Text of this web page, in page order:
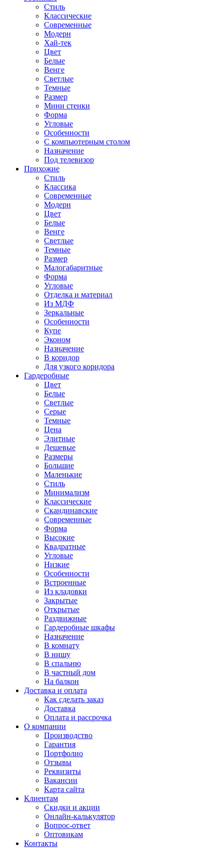
Стиль
Классические
Современные
Модерн
Хай-тек
Цвет
Белые
Венге
Светлые
Темные
Размер
Мини стенки
Форма
Угловые
Особенности
С компьютерным столом
Назначение
Под телевизор
Прихожие
Стиль
Классика
Современные
Модерн
Цвет
Белые
Венге
Светлые
Темные
Размер
Малогабаритные
Форма
Угловые
Отделка и материал
Из МДФ
Зеркальные
Особенности
Купе
Эконом
Назначение
В коридор
Для узкого коридора
Гардеробные
Цвет
Белые
Светлые
Серые
Темные
Цена
Элитные
Дешевые
Размеры
Большие
Маленькие
Стиль
Минимализм
Классические
Скандинавские
Современные
Форма
Высокие
Квадратные
Угловые
Низкие
Особенности
Встроенные
Из кладовки
Закрытые
Открытые
Раздвижные
Гардеробные шкафы
Назначение
В комнату
В нишу
В спальню
В частный дом
На балкон
Доставка и оплата
Как сделать заказ
Доставка
Оплата и рассрочка
О компании
Производство
Гарантия
Портфолио
Отзывы
Реквизиты
Вакансии
Карта сайта
Клиентам
Скидки и акции
Онлайн-калькулятор
Вопрос-ответ
Оптовикам
Контакты